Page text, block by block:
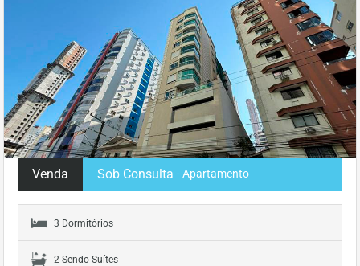
Venda Sob Consulta - Apartamento
3 Dormitórios
2 Sendo Suítes